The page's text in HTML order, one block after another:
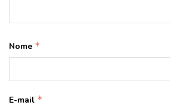
Nome *
E-mail *